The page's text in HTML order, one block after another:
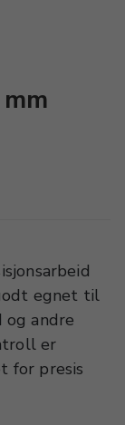
egnet til
og andre
er
for presis